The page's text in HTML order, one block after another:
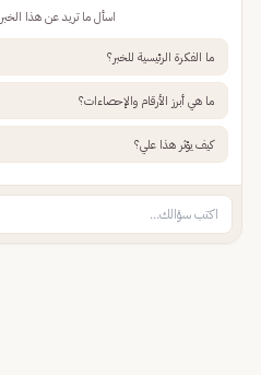
اسأل ما تريد عن هذا الخبر
ما الفكرة الرئيسية للخبر؟
ما هي أبرز الأرقام والإحصاءات؟
كيف يؤثر هذا علي؟